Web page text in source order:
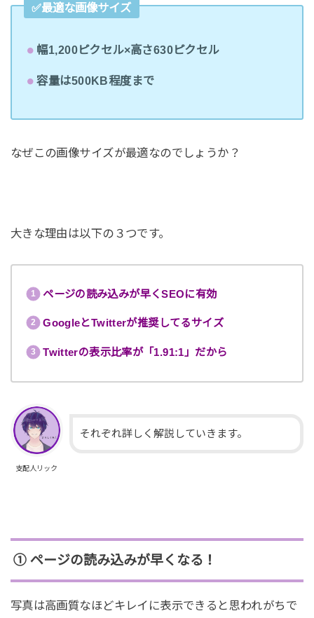
✅最適な画像サイズ
幅1,200ピクセル×高さ630ピクセル
容量は500KB程度まで
なぜこの画像サイズが最適なのでしょうか？
大きな理由は以下の３つです。
ページの読み込みが早くSEOに有効
GoogleとTwitterが推奨してるサイズ
Twitterの表示比率が「1.91:1」だから
支配人リック
それぞれ詳しく解説していきます。
① ページの読み込みが早くなる！
写真は高画質なほどキレイに表示できると思われがちで